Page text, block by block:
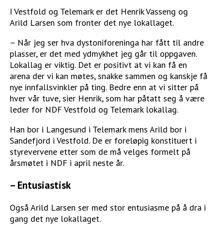
I Vestfold og Telemark er det Henrik Vasseng og
Arild Larsen som fronter det nye lokallaget.
– Når jeg ser hva dystoniforeninga har fått til andre
plasser, er det med ydmykhet jeg går til oppgaven.
Lokallag er viktig. Det er positivt at vi kan få en
arena der vi kan møtes, snakke sammen og kanskje få
nye innfallsvinkler på ting. Bedre enn at vi sitter på
hver vår tuve, sier Henrik, som har påtatt seg å være
leder for NDF Vestfold og Telemark lokallag.
Han bor i Langesund i Telemark mens Arild bor i
Sandefjord i Vestfold. De er foreløpig konstituert i
styrevervene etter som de må velges formelt på
årsmøtet i NDF i april neste år.
– Entusiastisk
Også Arild Larsen ser med stor entusiasme på å dra i
gang det nye lokallaget.